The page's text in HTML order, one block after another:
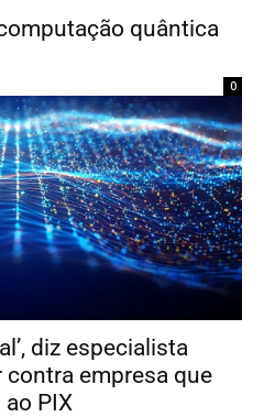
quântica
0
diz especialista
empresa que
PIX